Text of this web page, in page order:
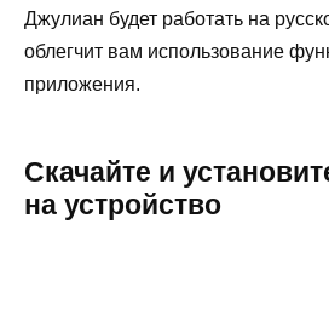
Джулиан будет работать на
облегчит вам использование
приложения.
Скачайте и
на устройство